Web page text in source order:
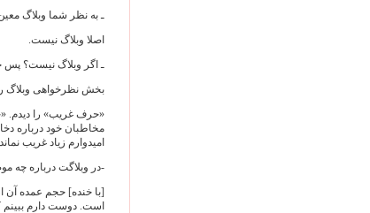
ـ به نظر شما وبلاگ
اصلا وبلاگ نیست.
ـ اگر وبلاگ نیست؟
بخش نظرخواهی وبلاگ
«حرف غریب» را دیدم.
مخاطبان خود درباره
امیدوارم زیاد غریب
-در وبلاگت درباره چه
[با خنده] حجم عمده آن
است. دوست دارم